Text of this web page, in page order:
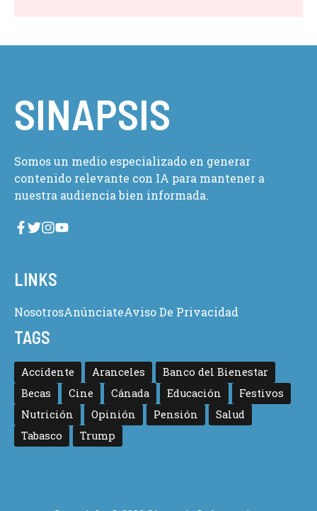
SINAPSIS
Somos un medio especializado en generar
contenido relevante con IA para mantener a
nuestra audiencia bien informada.
LINKS
NosotrosAnúnciateAviso De Privacidad
TAGS
Accidente Aranceles
Banco del Bienestar
Becas
Cine Cánada Educación
Festivos
Nutrición
Opinión Pensión
Salud
Tabasco
Trump